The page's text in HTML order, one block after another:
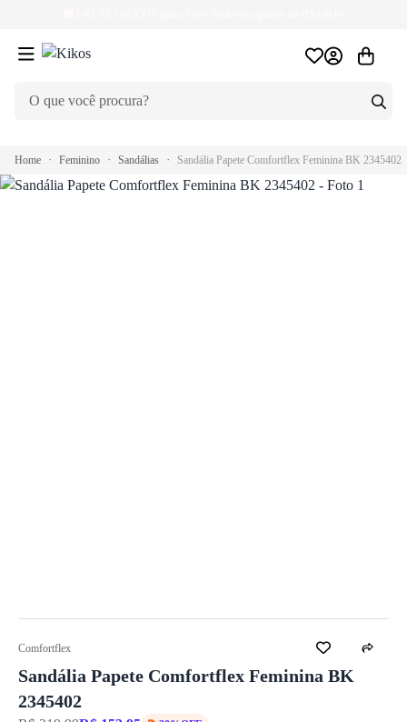
Home Feminino Sandálias Sandália Papete Comfortflex Feminina BK 2345402
Comfortflex
Sandália Papete Comfortflex Feminina BK
2345402